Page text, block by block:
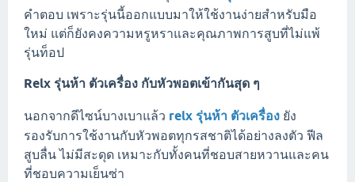
คำตอบ เพราะรุ่นนี้ออกแบบมาให้ใช้งานง่ายสำหรับมือ
ใหม่ แต่ก็ยังคงความหรูหราและคุณภาพการสูบที่ไม่แพ้
รุ่นท็อป
Relx รุ่นห้า ตัวเครื่อง กับหัวพอตเข้ากันสุด ๆ
นอกจากดีไซน์บางเบาแล้ว relx รุ่นห้า ตัวเครื่อง ยัง
รองรับการใช้งานกับหัวพอตทุกรสชาติได้อย่างลงตัว ฟีล
สูบลื่น ไม่มีสะดุด เหมาะกับทั้งคนที่ชอบสายหวานและคน
ที่ชอบความเย็นซ่า